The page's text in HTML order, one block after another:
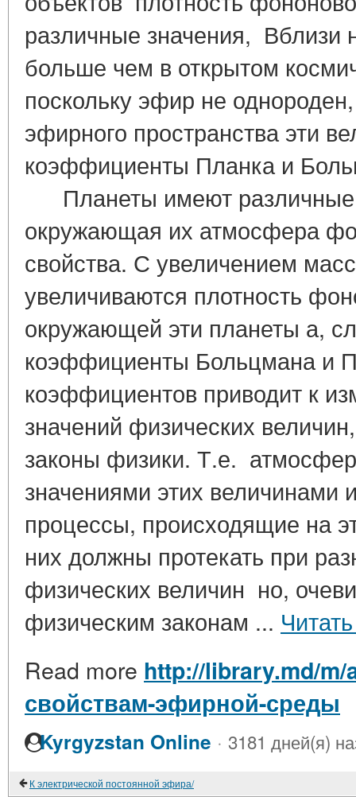
различные значения, Вблизи
больше чем в открытом
поскольку эфир не
эфирного пространства эти
коэффициенты Планка и
Планеты имеют
окружающая их атмосфера
свойства. С увеличением
увеличиваются плотность
окружающей эти планеты а,
коэффициенты Больцмана и
коэффициентов приводит к
значений физических
законы физики. Т.е.
значениями этих величинами
процессы, происходящие на
них должны протекать при
физических величин но,
физическим законам ...
Read more http://library.md/
свойствам-эфирной-среды
Kyrgyzstan Online · 3181 дней(я)
К электрической постоянной эфира/